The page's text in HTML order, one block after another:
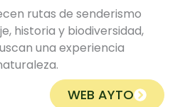
rutas de senderismo
historia y biodiversidad,
una experiencia
WEB AYTO